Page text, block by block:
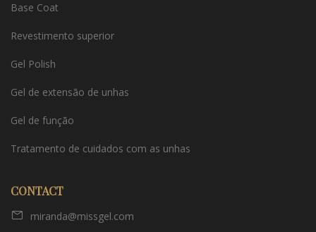
Base Coat
Revestimento superior
Gel Polish
Gel de extensão de unhas
Gel de função
Tratamento de cuidados com as unhas
CONTACT
miranda@missgel.com